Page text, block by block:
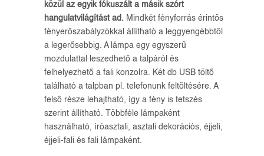
közül az egyik fókuszált a másik szórt
hangulatvilágítást ad. Mindkét fényforrás érintős
fényerőszabályzókkal állítható a leggyengébbtől
a legerősebbig. A lámpa egy egyszerű
mozdulattal leszedhető a talpáról és
felhelyezhető a fali konzolra. Két db USB töltő
található a talpban pl. telefonunk feltöltésére. A
felső része lehajtható, így a fény is tetszés
szerint állítható. Többféle lámpaként
használható, íróasztali, asztali dekorációs, éjjeli,
éjjeli-fali és fali lámpaként.